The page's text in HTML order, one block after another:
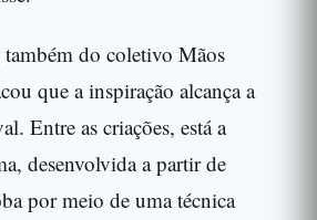
também do coletivo Mãos
que a inspiração alcança a
Entre as criações, está a
desenvolvida a partir de
por meio de uma técnica